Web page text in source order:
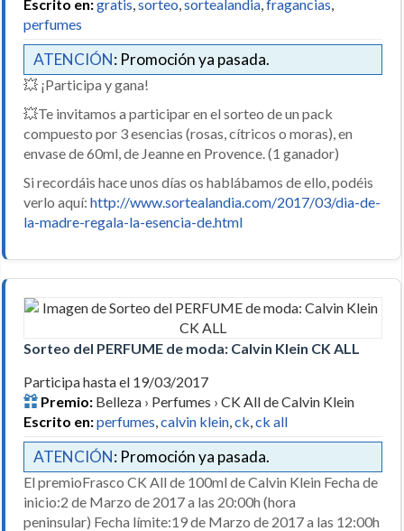
Escrito en:gratis,sorteo,sortealandia,fragancias,
perfumes
ATENCIÓN: Promoción ya pasada.
💥 ¡Participa y gana!
💥Te invitamos a participar en el sorteo de un pack
compuesto por 3 esencias (rosas, cítricos o moras), en
envase de 60ml, de Jeanne en Provence. (1 ganador)
Si recordáis hace unos días os hablábamos de ello, podéis
verlo aquí: http://www.sortealandia.com/2017/03/dia-de-
la-madre-regala-la-esencia-de.html
Sorteo del PERFUME de moda: Calvin Klein CK ALL
Participa hasta el 19/03/2017
Premio: Belleza › Perfumes › CK All de Calvin Klein
Escrito en:perfumes,calvin klein,ck,ck all
ATENCIÓN: Promoción ya pasada.
El premioFrasco CK All de 100ml de Calvin Klein Fecha de
inicio:2 de Marzo de 2017 a las 20:00h (hora
peninsular) Fecha límite:19 de Marzo de 2017 a las 12:00h